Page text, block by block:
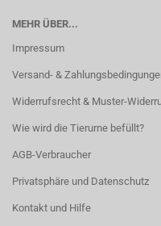
MEHR ÜBER...
Impressum
Versand- &
Widerrufsrecht & Muster-
Wie wird die Tierurne befüllt?
AGB-Verbraucher
Privatsphäre und Datenschutz
Kontakt und Hilfe